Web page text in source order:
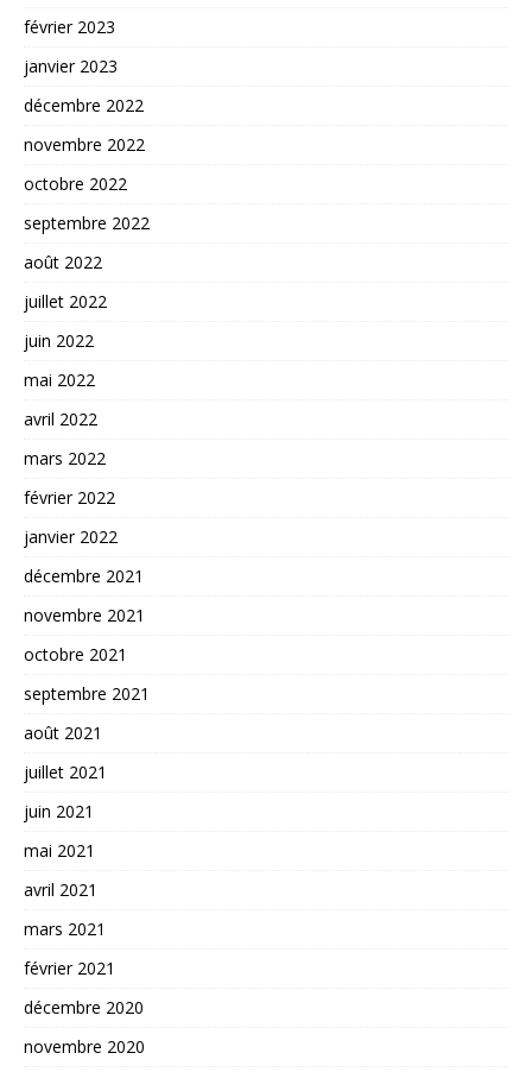
février 2023
janvier 2023
décembre 2022
novembre 2022
octobre 2022
septembre 2022
août 2022
juillet 2022
juin 2022
mai 2022
avril 2022
mars 2022
février 2022
janvier 2022
décembre 2021
novembre 2021
octobre 2021
septembre 2021
août 2021
juillet 2021
juin 2021
mai 2021
avril 2021
mars 2021
février 2021
décembre 2020
novembre 2020